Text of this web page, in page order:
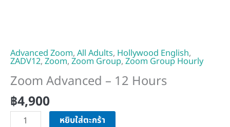
Advanced Zoom, All Adults, Hollywood English,
ZADV12, Zoom, Zoom Group, Zoom Group Hourly
Zoom Advanced – 12 Hours
฿4,900
หยิบใส่ตะกร้า